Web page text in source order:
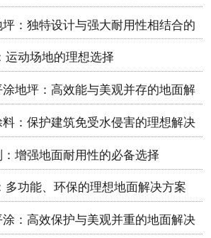
：独特设计与强大耐用性相结合的
运动场地的理想选择
地坪：高效能与美观并存的地面解
：保护建筑免受水侵害的理想解决
增强地面耐用性的必备选择
多功能、环保的理想地面解决方案
：高效保护与美观并重的地面解决